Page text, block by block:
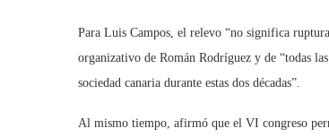
Para Luis Campos, el relevo “no significa
organizativo de Román Rodríguez y de “todas
sociedad canaria durante estas dos décadas”.
Al mismo tiempo, afirmó que el VI congreso